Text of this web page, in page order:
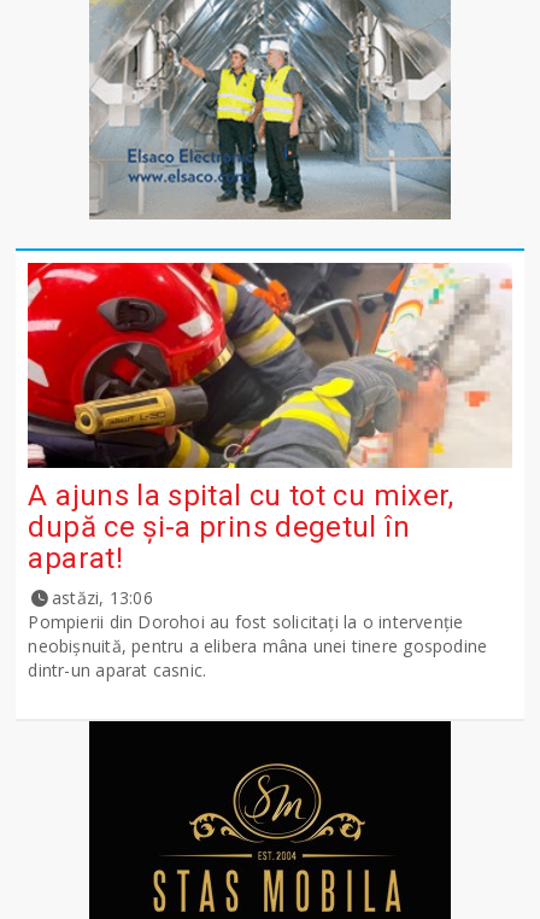
A ajuns la spital cu tot cu mixer,
după ce și-a prins degetul în
aparat!
astăzi, 13:06
Pompierii din Dorohoi au fost solicitați la o intervenție
neobișnuită, pentru a elibera mâna unei tinere gospodine
dintr-un aparat casnic.